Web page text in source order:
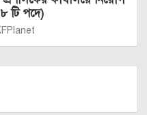
টি পদে)